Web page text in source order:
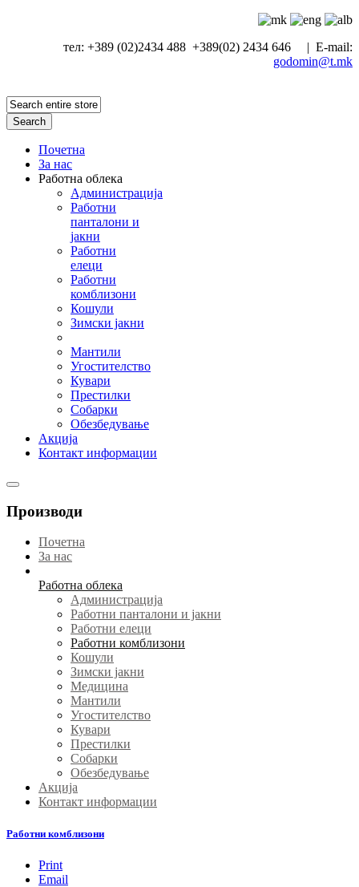
тел: +389 (02)2434 488 +389(02) 2434 646 | E-mail:
godomin@t.mk
Search
Почетна
За нас
Работна облека
Администрација
Работни
панталони и
јакни
Работни
елеци
Работни
комблизони
Кошули
Зимски јакни
Мантили
Угостителство
Кувари
Престилки
Собарки
Обезбедување
Акција
Контакт информации
Производи
Почетна
За нас
Работна облека
Администрација
Работни панталони и јакни
Работни елеци
Работни комблизони
Кошули
Зимски јакни
Медицина
Мантили
Угостителство
Кувари
Престилки
Собарки
Обезбедување
Акција
Контакт информации
Работни комблизони
Print
Email